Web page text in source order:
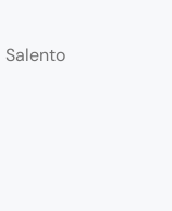
Salento